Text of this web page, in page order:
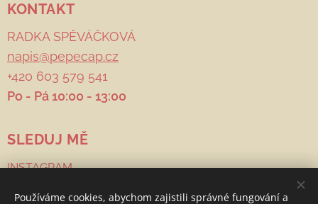
KONTAKT
RADKA SPĚVÁČKOVÁ
napis@pepecap.cz
+420 603 579 541
Po - Pá 10:00 - 13:00
SLEDUJ MĚ
INSTAGRAM
Používáme cookies, abychom zajistili správné fungování a